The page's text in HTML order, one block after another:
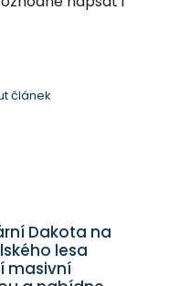
článek
Dakota na
lesa
masivní